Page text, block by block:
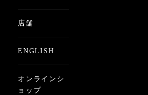
店舗
ENGLISH
オンラインシ
ョップ